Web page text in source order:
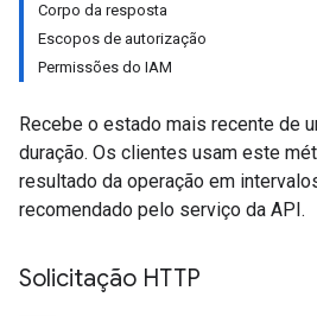
Corpo da resposta
Escopos de autorização
Permissões do IAM
Recebe o estado mais recente de
duração. Os clientes usam este
resultado da operação em
recomendado pelo serviço da API.
Solicitação HTTP